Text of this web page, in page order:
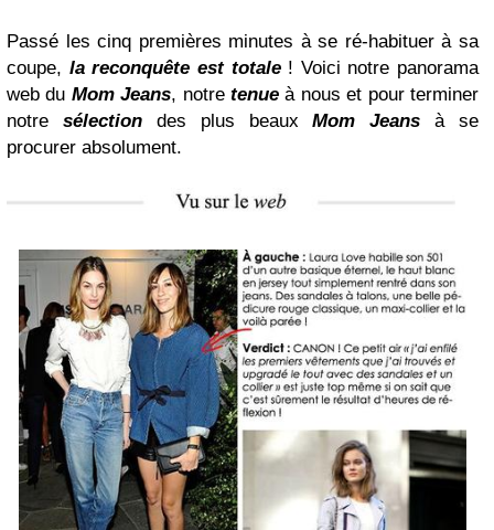
Passé les cinq premières minutes à se ré-habituer à sa
coupe, la reconquête est totale! Voici notre panorama
web du Mom Jeans, notretenueà nous et pour terminer
notre sélection des plus beauxMom Jeans à se
procurer absolument.